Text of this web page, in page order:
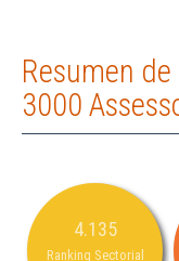
Resumen
3000
4.135
Ranking Sectorial